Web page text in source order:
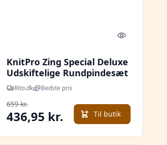
Quick look
KnitPro Zing Special Deluxe
Udskiftelige Rundpindesæt
40-50 cm 3,5-8 mm 8
størrelser
Rito.dk Bedste pris
659 kr.
436,95 kr. Til butik